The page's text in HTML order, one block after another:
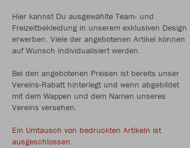
Hier kannst Du ausgewählte Team- und
Freizeitbekleidung in unserem exklusiven Design
erwerben. Viele der angebotenen Artikel können
auf Wunsch individualisiert werden.
Bei den angebotenen Preisen ist bereits unser
Vereins-Rabatt hinterlegt und wenn abgebildet
mit dem Wappen und dem Namen unseres
Vereins versehen.
Ein Umtausch von bedruckten Artikeln ist
ausgeschlossen.